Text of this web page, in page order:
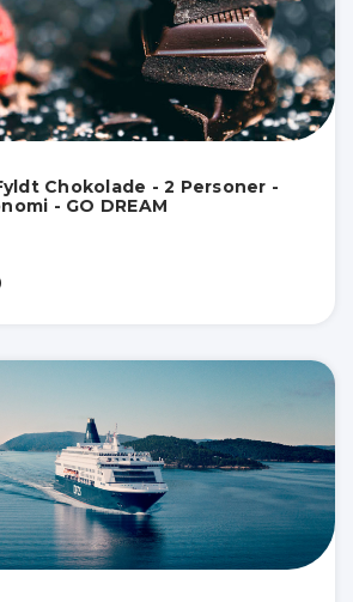
Chokolade - 2 Personer -
- GO DREAM